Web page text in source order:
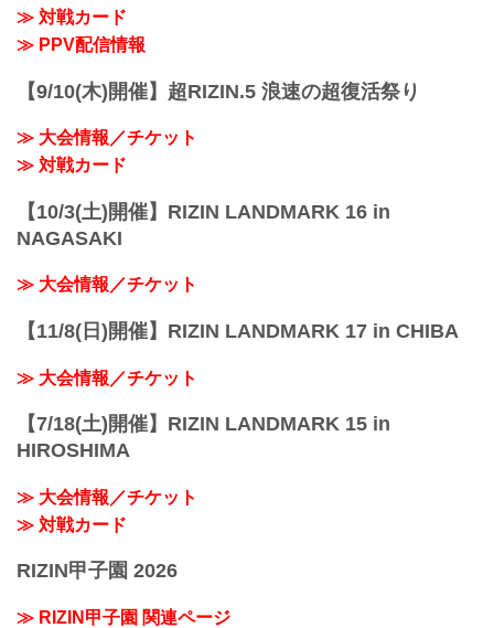
≫ 対戦カード
≫ PPV配信情報
【9/10(木)開催】超RIZIN.5 浪速の超復活祭り
≫ 大会情報／チケット
≫ 対戦カード
【10/3(土)開催】RIZIN LANDMARK 16 in
NAGASAKI
≫ 大会情報／チケット
【11/8(日)開催】RIZIN LANDMARK 17 in CHIBA
≫ 大会情報／チケット
【7/18(土)開催】RIZIN LANDMARK 15 in
HIROSHIMA
≫ 大会情報／チケット
≫ 対戦カード
RIZIN甲子園 2026
≫ RIZIN甲子園 関連ページ